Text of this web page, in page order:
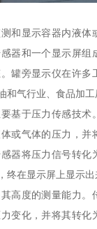
和显示容器内液体
器和一个显示屏组
罐旁显示仪在许多
和气行业、食品加工
基于压力传感技术
或气体的压力，并
器将压力信号转化
终在显示屏上显示出
高度的测量能力。
变化，并将其转化